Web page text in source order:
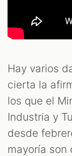
Hay varios
cierta la
los que el
Industria y
desde
mayoría son